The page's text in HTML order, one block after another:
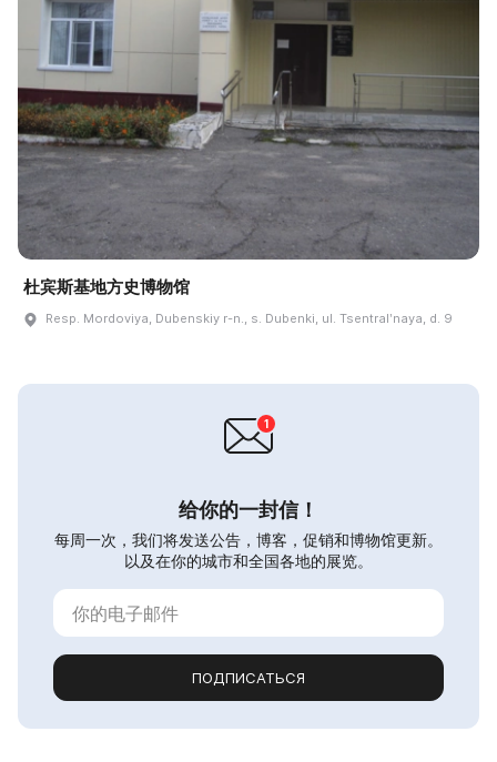
杜宾斯基地方史博物馆
Resp. Mordoviya, Dubenskiy r-n., s. Dubenki, ul. Tsentralʹnaya, d. 9
给你的一封信！
每周一次，我们将发送公告，博客，促销和博物馆更新。
以及在你的城市和全国各地的展览。
ПОДПИСАТЬСЯ